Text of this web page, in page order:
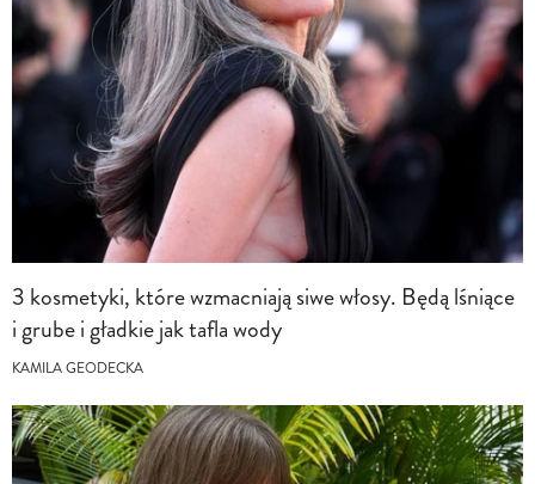
3 kosmetyki, które wzmacniają siwe włosy. Będą lśniące
i grube i gładkie jak tafla wody
KAMILA GEODECKA